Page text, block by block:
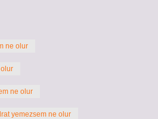
ne olur
ne olur
yemezsem ne olur